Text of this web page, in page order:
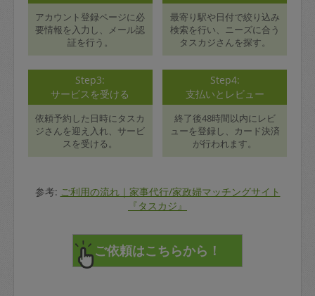
アカウント登録ページに必
要情報を入力し、メール認
証を行う。
最寄り駅や日付で絞り込み
検索を行い、ニーズに合う
タスカジさんを探す。
Step3:
サービスを受ける
依頼予約した日時にタスカ
ジさんを迎え入れ、サービ
スを受ける。
Step4:
支払いとレビュー
終了後48時間以内にレビ
ューを登録し、カード決済
が行われます。
参考: ご利用の流れ｜家事代行/家政婦マッチングサイト
『タスカジ』